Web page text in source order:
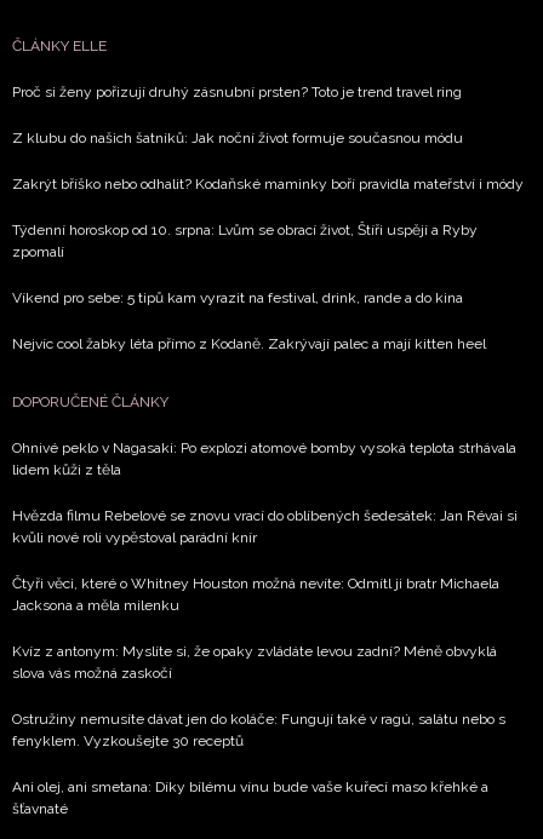
ČLÁNKY
ČLÁNKY ELLE
Proč si ženy pořizují druhý zásnubní prsten? Toto je trend travel ring
Z klubu do našich šatníků: Jak noční život formuje současnou módu
Zakrýt bříško nebo odhalit? Kodaňské maminky boří pravidla mateřství i módy
Týdenní horoskop od 10. srpna: Lvům se obrací život, Štíři uspějí a Ryby
zpomalí
Víkend pro sebe: 5 tipů kam vyrazit na festival, drink, rande a do kina
Nejvíc cool žabky léta přímo z Kodaně. Zakrývají palec a mají kitten heel
DOPORUČENÉ ČLÁNKY
Ohnivé peklo v Nagasaki: Po explozi atomové bomby vysoká teplota strhávala
lidem kůži z těla
Hvězda filmu Rebelové se znovu vrací do oblíbených šedesátek: Jan Révai si
kvůli nové roli vypěstoval parádní knír
Čtyři věci, které o Whitney Houston možná nevíte: Odmítl ji bratr Michaela
Jacksona a měla milenku
Kvíz z antonym: Myslíte si, že opaky zvládáte levou zadní? Méně obvyklá
slova vás možná zaskočí
Ostružiny nemusíte dávat jen do koláče: Fungují také v ragú, salátu nebo s
fenyklem. Vyzkoušejte 30 receptů
Ani olej, ani smetana: Díky bílému vínu bude vaše kuřecí maso křehké a
šťavnaté